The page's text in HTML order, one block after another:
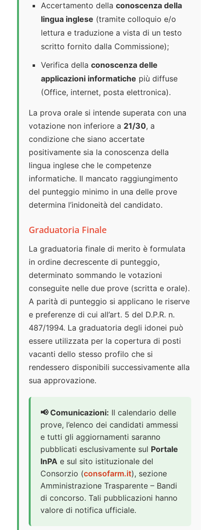
Accertamento della conoscenza della
lingua inglese (tramite colloquio e/o
lettura e traduzione a vista di un testo
scritto fornito dalla Commissione);
Verifica della conoscenza delle
applicazioni informatiche più diffuse
(Office, internet, posta elettronica).
La prova orale si intende superata con una
votazione non inferiore a 21/30, a
condizione che siano accertate
positivamente sia la conoscenza della
lingua inglese che le competenze
informatiche. Il mancato raggiungimento
del punteggio minimo in una delle prove
determina l’inidoneità del candidato.
Graduatoria Finale
La graduatoria finale di merito è formulata
in ordine decrescente di punteggio,
determinato sommando le votazioni
conseguite nelle due prove (scritta e orale).
A parità di punteggio si applicano le riserve
e preferenze di cui all’art. 5 del D.P.R. n.
487/1994. La graduatoria degli idonei può
essere utilizzata per la copertura di posti
vacanti dello stesso profilo che si
rendessero disponibili successivamente alla
sua approvazione.
📢 Comunicazioni: Il calendario delle
prove, l’elenco dei candidati ammessi
e tutti gli aggiornamenti saranno
pubblicati esclusivamente sul Portale
InPA e sul sito istituzionale del
Consorzio (consofarm.it), sezione
Amministrazione Trasparente – Bandi
di concorso. Tali pubblicazioni hanno
valore di notifica ufficiale.